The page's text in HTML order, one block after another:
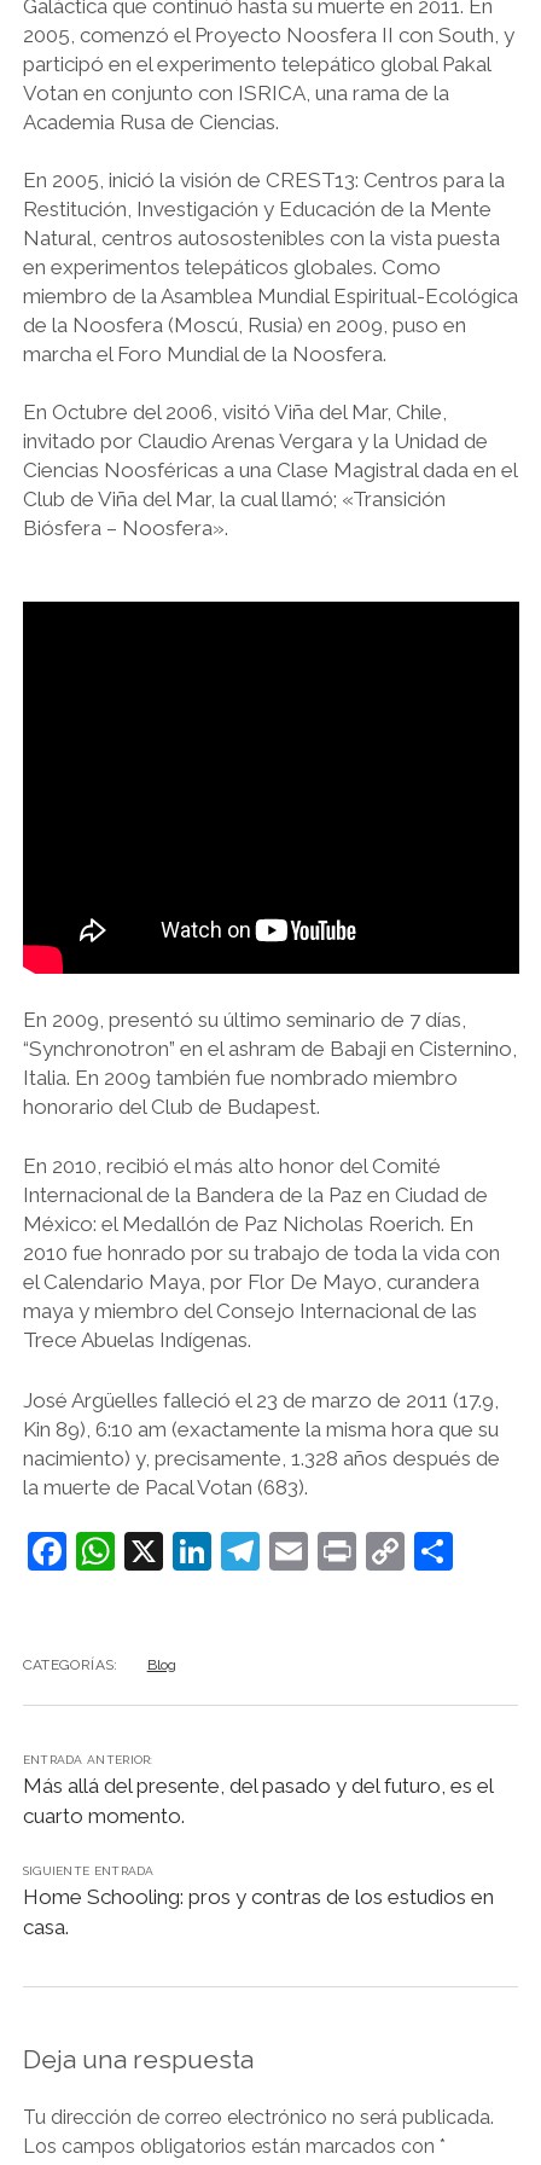
Galáctica que continuó hasta su muerte en 2011. En
2005, comenzó el Proyecto Noosfera II con South, y
participó en el experimento telepático global Pakal
Votan en conjunto con ISRICA, una rama de la
Academia Rusa de Ciencias.
En 2005, inició la visión de CREST13: Centros para la
Restitución, Investigación y Educación de la Mente
Natural, centros autosostenibles con la vista puesta
en experimentos telepáticos globales. Como
miembro de la Asamblea Mundial Espiritual-Ecológica
de la Noosfera (Moscú, Rusia) en 2009, puso en
marcha el Foro Mundial de la Noosfera.
En Octubre del 2006, visitó Viña del Mar, Chile,
invitado por Claudio Arenas Vergara y la Unidad de
Ciencias Noosféricas a una Clase Magistral dada en el
Club de Viña del Mar, la cual llamó; «Transición
Biósfera – Noosfera».
En 2009, presentó su último seminario de 7 días,
“Synchronotron” en el ashram de Babaji en Cisternino,
Italia. En 2009 también fue nombrado miembro
honorario del Club de Budapest.
En 2010, recibió el más alto honor del Comité
Internacional de la Bandera de la Paz en Ciudad de
México: el Medallón de Paz Nicholas Roerich. En
2010 fue honrado por su trabajo de toda la vida con
el Calendario Maya, por Flor De Mayo, curandera
maya y miembro del Consejo Internacional de las
Trece Abuelas Indígenas.
José Argüelles falleció el 23 de marzo de 2011 (17.9,
Kin 89), 6:10 am (exactamente la misma hora que su
nacimiento) y, precisamente, 1.328 años después de
la muerte de Pacal Votan (683).
F
e
b
o
o
k
W
s
A
p
p
X Li
dI
T
a
E Pr C
Li
k
C
ar
CATEGORÍAS: Blog
ENTRADA ANTERIOR:
Más allá del presente, del pasado y del futuro, es el
cuarto momento.
SIGUIENTE ENTRADA
Home Schooling: pros y contras de los estudios en
casa.
Deja una respuesta
Tu dirección de correo electrónico no será publicada.
Los campos obligatorios están marcados con *